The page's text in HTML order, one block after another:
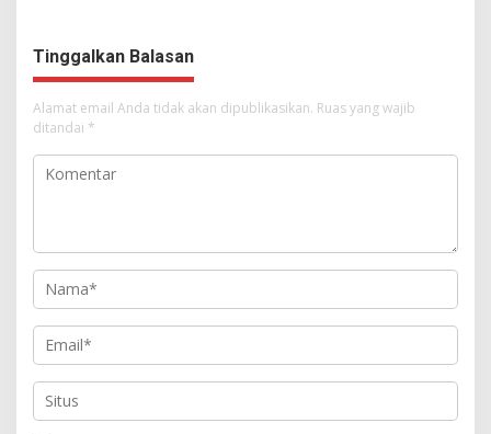
Tinggalkan Balasan
Alamat email Anda tidak akan dipublikasikan. Ruas yang wajib
ditandai *